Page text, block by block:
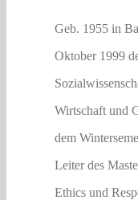
Geb. 1955 in
Oktober 1999
Wirtschaft und
dem
Leiter des
Ethics und